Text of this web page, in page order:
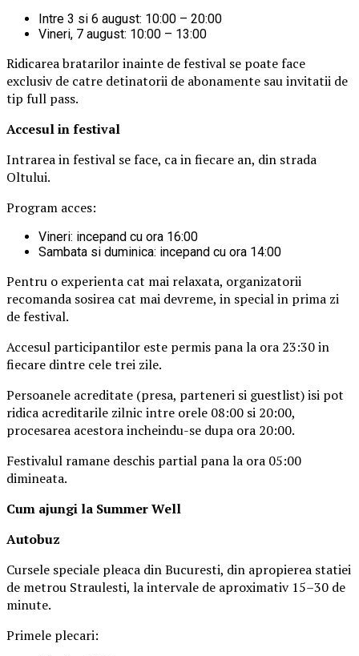
Intre 3 si 6 august: 10:00 – 20:00
Vineri, 7 august: 10:00 – 13:00
Ridicarea bratarilor inainte de festival se poate face
exclusiv de catre detinatorii de abonamente sau invitatii de
tip full pass.
Accesul in festival
Intrarea in festival se face, ca in fiecare an, din strada
Oltului.
Program acces:
Vineri: incepand cu ora 16:00
Sambata si duminica: incepand cu ora 14:00
Pentru o experienta cat mai relaxata, organizatorii
recomanda sosirea cat mai devreme, in special in prima zi
de festival.
Accesul participantilor este permis pana la ora 23:30 in
fiecare dintre cele trei zile.
Persoanele acreditate (presa, parteneri si guestlist) isi pot
ridica acreditarile zilnic intre orele 08:00 si 20:00,
procesarea acestora incheindu-se dupa ora 20:00.
Festivalul ramane deschis partial pana la ora 05:00
dimineata.
Cum ajungi la Summer Well
Autobuz
Cursele speciale pleaca din Bucuresti, din apropierea statiei
de metrou Straulesti, la intervale de aproximativ 15–30 de
minute.
Primele plecari: